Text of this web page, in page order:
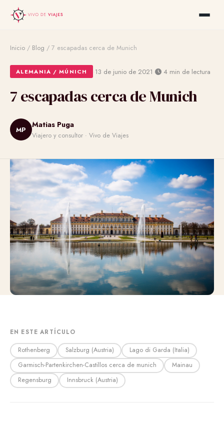
Inicio / Blog / 7 escapadas cerca de Munich
ALEMANIA / MÚNICH 13 de junio de 2021 · 4 min de lectura
7 escapadas cerca de Munich
MP
Matias Puga
Viajero y consultor · Vivo de Viajes
EN ESTE ARTÍCULO
Rothenberg Salzburg (Austria)
Lago di Garda (Italia)
Garmisch-Partenkirchen-Castillos cerca de munich
Mainau
Regensburg
Innsbruck (Austria)